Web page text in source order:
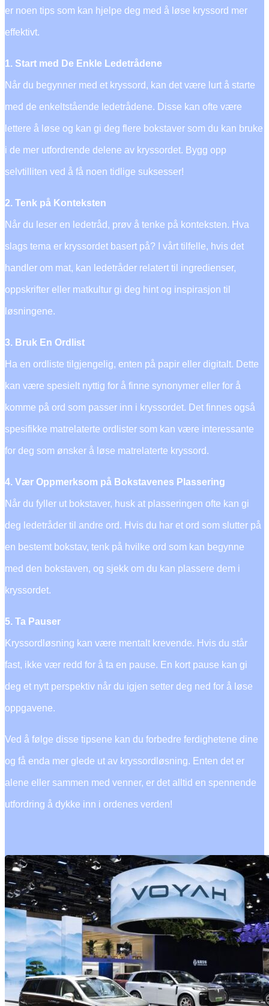
er noen tips som kan hjelpe deg med å løse kryssord mer
effektivt.
1. Start med De Enkle Ledetrådene
Når du begynner med et kryssord, kan det være lurt å starte
med de enkeltstående ledetrådene. Disse kan ofte være
lettere å løse og kan gi deg flere bokstaver som du kan bruke
i de mer utfordrende delene av kryssordet. Bygg opp
selvtilliten ved å få noen tidlige suksesser!
2. Tenk på Konteksten
Når du leser en ledetråd, prøv å tenke på konteksten. Hva
slags tema er kryssordet basert på? I vårt tilfelle, hvis det
handler om mat, kan ledetråder relatert til ingredienser,
oppskrifter eller matkultur gi deg hint og inspirasjon til
løsningene.
3. Bruk En Ordlist
Ha en ordliste tilgjengelig, enten på papir eller digitalt. Dette
kan være spesielt nyttig for å finne synonymer eller for å
komme på ord som passer inn i kryssordet. Det finnes også
spesifikke matrelaterte ordlister som kan være interessante
for deg som ønsker å løse matrelaterte kryssord.
4. Vær Oppmerksom på Bokstavenes Plassering
Når du fyller ut bokstaver, husk at plasseringen ofte kan gi
deg ledetråder til andre ord. Hvis du har et ord som slutter på
en bestemt bokstav, tenk på hvilke ord som kan begynne
med den bokstaven, og sjekk om du kan plassere dem i
kryssordet.
5. Ta Pauser
Kryssordløsning kan være mentalt krevende. Hvis du står
fast, ikke vær redd for å ta en pause. En kort pause kan gi
deg et nytt perspektiv når du igjen setter deg ned for å løse
oppgavene.
Ved å følge disse tipsene kan du forbedre ferdighetene dine
og få enda mer glede ut av kryssordløsning. Enten det er
alene eller sammen med venner, er det alltid en spennende
utfordring å dykke inn i ordenes verden!